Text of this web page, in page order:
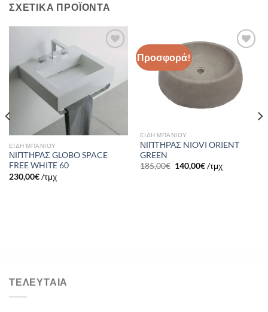
ΣΧΕΤΙΚΆ ΠΡΟΪΌΝΤΑ
Πρόσθήκη
στην λίστα
ΕΙΔΗ ΜΠΑΝΙΟΥ
ΝΙΠΤΗΡΑΣ GLOBO SPACE
FREE WHITE 60
230,00€ /τμχ
Προσφορά!
Πρόσθήκη
στην λίστα
επιθυμιών
ΕΙΔΗ ΜΠΑΝΙΟΥ
ΝΙΠΤΗΡΑΣ NIOVI ORIENT
GREEN
185,00€ 140,00€/τμχ
ΤΕΛΕΥΤΑΊΑ